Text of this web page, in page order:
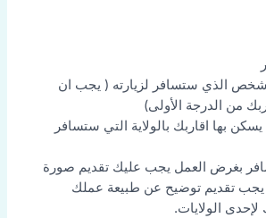
الذي ستسافر لزيارته ( يجب ان
من الدرجة الأولى)
بها اقاربك بالولاية التي ستسافر
بغرض العمل يجب عليك تقديم صورة
يجب تقديم توضيح عن طبيعة عملك
الولايات.